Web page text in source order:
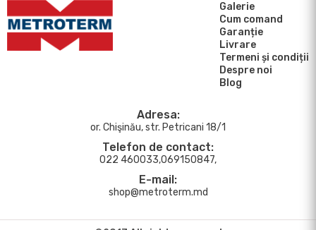
Galerie
Cum comand
Garanție
Livrare
Termeni și condiții
Despre noi
Blog
Adresa:
or. Chişinău, str. Petricani 18/1
Telefon de contact:
022 460033,069150847,
E-mail:
shop@metroterm.md